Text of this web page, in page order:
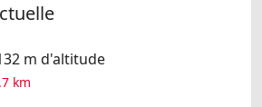
m d'altitude
km